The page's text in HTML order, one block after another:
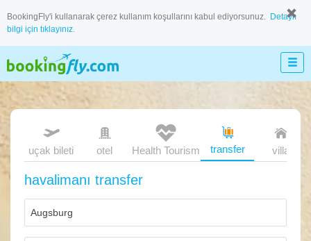
BookingFly'i kullanarak çerez kullanım koşullarını kabul ediyorsunuz. Detaylı
bilgi için tıklayınız.
uçak bileti otel transfer villa
Health Tourism
havalimanı transfer